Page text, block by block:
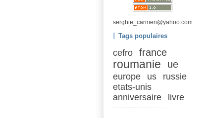
serghie_carmen@yahoo.com
Tags populaires
cefro france
roumanie ue
europe us
russie
etats-unis
anniversaire
livre